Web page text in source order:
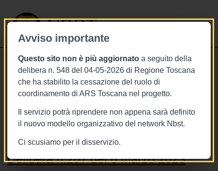
Avviso importante
Questo sito non è più aggiornato a seguito della
delibera n. 548 del 04-05-2026 di Regione Toscana
che ha stabilito la cessazione del ruolo di
coordinamento di ARS Toscana nel progetto.
Il servizio potrà riprendere non appena sarà definito
il nuovo modello organizzativo del network Nbst.
Ci scusiamo per il disservizio.
NBST
Stai visualizzando gli articoli relativi
a: Chirurgia
Delibera n.207 del 6 marzo 2023